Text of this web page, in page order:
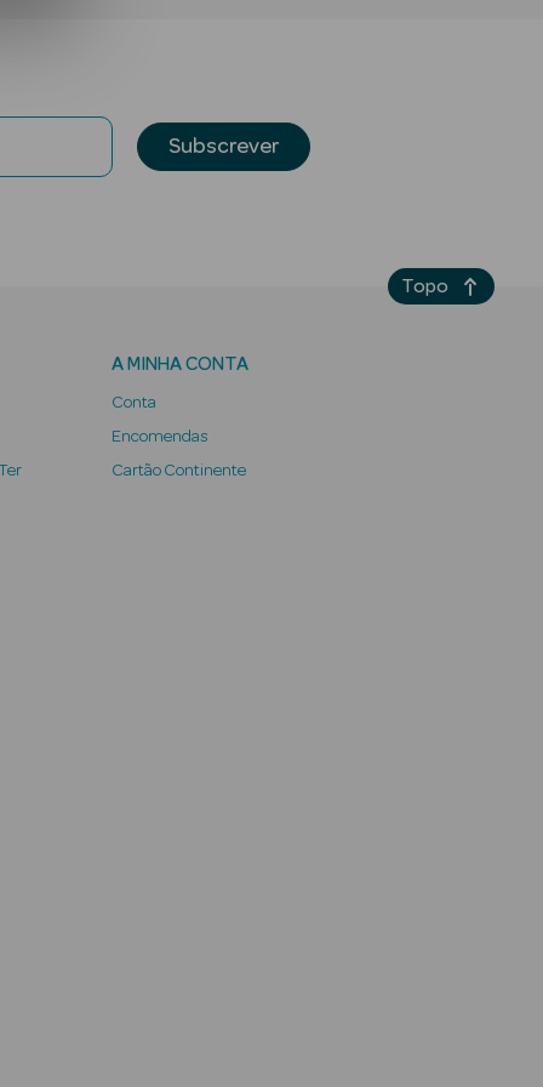
Subscrever
A MINHA CONTA
Conta
Encomendas
Cartão Continente
Topo